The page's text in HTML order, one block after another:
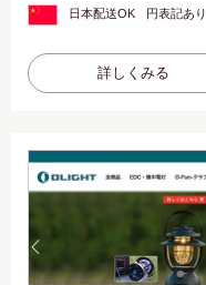
日本配送OK 円表記あり
詳しくみる